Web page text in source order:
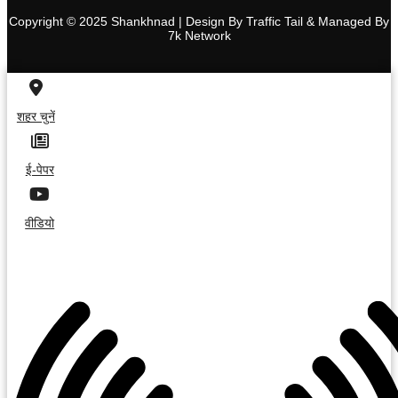
Copyright © 2025 Shankhnad | Design By Traffic Tail & Managed By
7k Network
शहर चुनें
ई-पेपर
वीडियो